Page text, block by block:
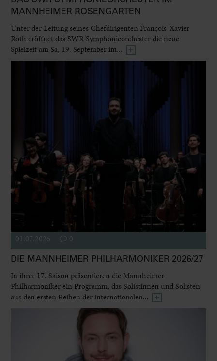
MANNHEIMER ROSENGARTEN
Unter der Leitung seines Chefdirigenten François-Xavier
Roth eröffnet das SWR Symphonieorchester die neue
Spielzeit am Sa, 19. September im...
01.07.2026 0
DIE MANNHEIMER PHILHARMONIKER 2026/27
In ihrer 17. Saison präsentieren die Mannheimer
Philharmoniker ein Programm, das Solistinnen und Solisten
aus den ersten Reihen der internationalen...